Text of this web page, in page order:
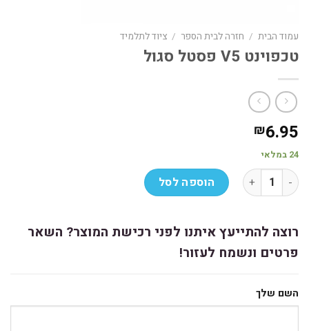
עמוד הבית / חזרה לבית הספר / ציוד לתלמיד
טכפוינט V5 פסטל סגול
₪6.95
24 במלאי
כמות של טכפוינט V5 פסטל סגול הוספה לסל
רוצה להתייעץ איתנו לפני רכישת המוצר? השאר
פרטים ונשמח לעזור!
השם שלך